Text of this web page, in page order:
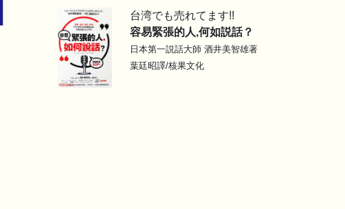
台湾でも売れてます!!
容易緊張的人,何如説話？
日本第一説話大師 酒井美智雄著
葉廷昭譯/核果文化